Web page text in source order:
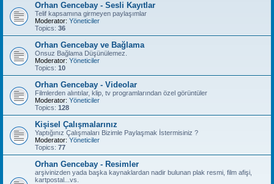
Orhan Gencebay - Sesli Kayıtlar
Telif kapsamına girmeyen paylaşımlar
Moderator: Yöneticiler
Topics: 36
Orhan Gencebay ve Bağlama
Onsuz Bağlama Düşünülemez.
Moderator: Yöneticiler
Topics: 10
Orhan Gencebay - Videolar
Filmlerden alıntılar, klip, tv programlarından özel görüntüler
Moderator: Yöneticiler
Topics: 128
Kişisel Çalışmalarınız
Yaptığınız Çalışmaları Bizimle Paylaşmak İstermisiniz ?
Moderator: Yöneticiler
Topics: 77
Orhan Gencebay - Resimler
arşivinizden yada başka kaynaklardan nadir bulunan plak resmi, film afişi,
kartpostal...vs.